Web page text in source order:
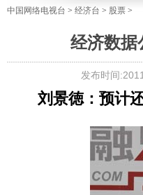
中国网络电视台 > 经济台 > 股票 >
经济数据
发布时间
刘景徳：预计